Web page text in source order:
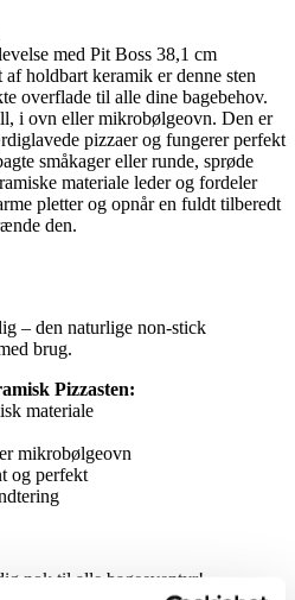
med Pit Boss 38,1 cm
holdbart keramik er denne sten
overflade til alle dine bagebehov.
i ovn eller mikrobølgeovn. Den er
pizzaer og fungerer perfekt
småkager eller runde, sprøde
materiale leder og fordeler
pletter og opnår en fuldt tilberedt
den.
– den naturlige non-stick
brug.
Pizzasten:
materiale
mikrobølgeovn
og perfekt
nok til alle bageeventyr!